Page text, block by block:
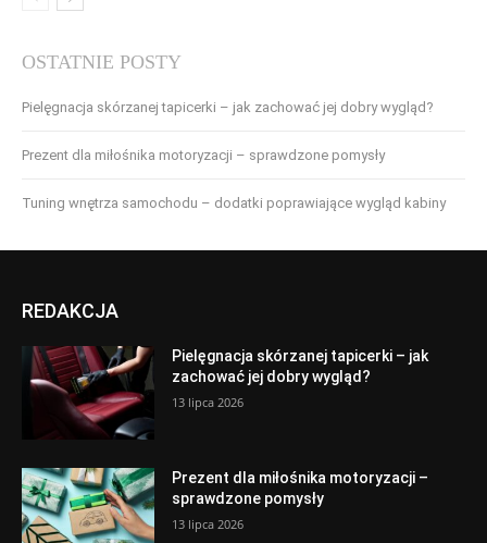
OSTATNIE POSTY
Pielęgnacja skórzanej tapicerki – jak zachować jej dobry wygląd?
Prezent dla miłośnika motoryzacji – sprawdzone pomysły
Tuning wnętrza samochodu – dodatki poprawiające wygląd kabiny
REDAKCJA
Pielęgnacja skórzanej tapicerki – jak
zachować jej dobry wygląd?
13 lipca 2026
Prezent dla miłośnika motoryzacji –
sprawdzone pomysły
13 lipca 2026